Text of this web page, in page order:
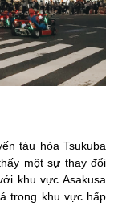
tàu hỏa Tsukuba
một sự thay đổi
khu vực Asakusa
trong khu vực hấp